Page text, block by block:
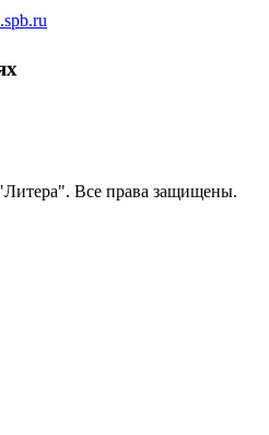
Все права защищены.